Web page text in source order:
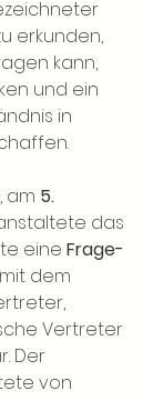
erkunden,
kann,
und ein
in
am 5.
das
eine Frage-
mit dem
Vertreter
Der
von